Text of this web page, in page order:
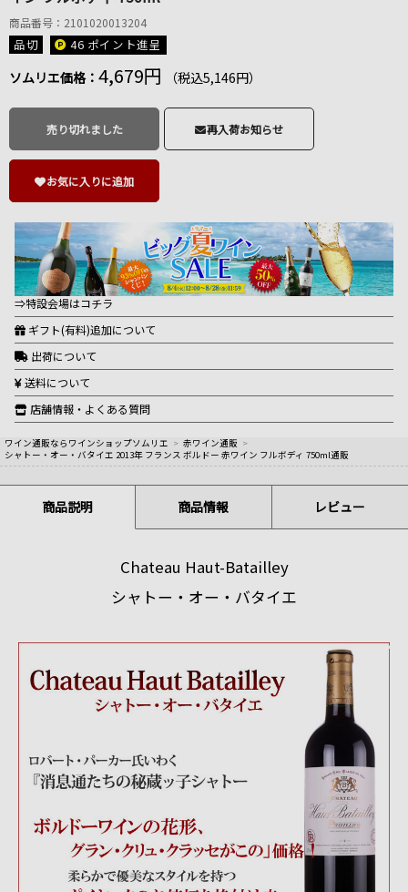
商品番号：2101020013204
品切 46 ポイント進呈
ソムリエ価格： 4,679円 （税込5,146円）
売り切れました 再入荷お知らせ
お気に入りに追加
⇒特設会場はコチラ
ギフト(有料)追加について
出荷について
送料について
店舗情報・よくある質問
ワイン通販ならワインショップソムリエ > 赤ワイン通販 >
シャトー・オー・バタイエ 2013年 フランス ボルドー 赤ワイン フルボディ 750ml通販
商品説明 商品情報 レビュー
Chateau Haut-Batailley
シャトー・オー・バタイエ